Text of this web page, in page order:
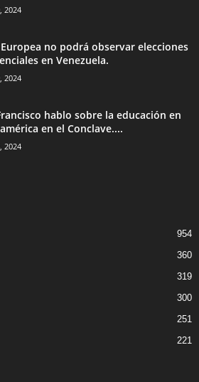
2024
no podrá observar elecciones
en Venezuela.
2024
hablo sobre la educación en
en el Conclave....
2024
954
360
319
300
251
221